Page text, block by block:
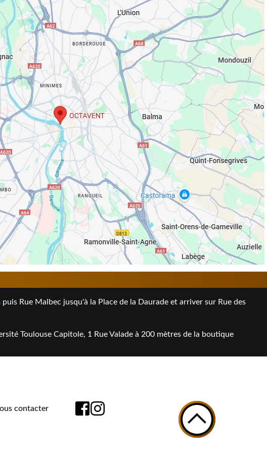
Rue Malbec jusqu'à la Place de la Daurade et arriver sur Rue des
Toulouse Capitole, 1 Rue Valade à 200 mètres de la boutique
contacter